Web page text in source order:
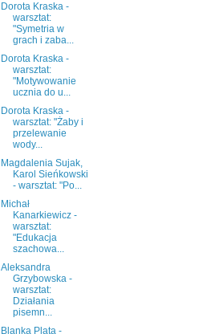
Dorota Kraska -
warsztat:
"Symetria w
grach i zaba...
Dorota Kraska -
warsztat:
"Motywowanie
ucznia do u...
Dorota Kraska -
warsztat: "Żaby i
przelewanie
wody...
Magdalenia Sujak,
Karol Sieńkowski
- warsztat: "Po...
Michał
Kanarkiewicz -
warsztat:
"Edukacja
szachowa...
Aleksandra
Grzybowska -
warsztat:
Działania
pisemn...
Blanka Plata -